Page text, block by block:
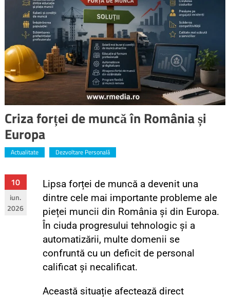
Criza forței de muncă în România și
Europa
Actualitate Dezvoltare Personală
10
iun.
2026
Lipsa forței de muncă a devenit una
dintre cele mai importante probleme ale
pieței muncii din România și din Europa.
În ciuda progresului tehnologic și a
automatizării, multe domenii se
confruntă cu un deficit de personal
calificat și necalificat.
Această situație afectează direct